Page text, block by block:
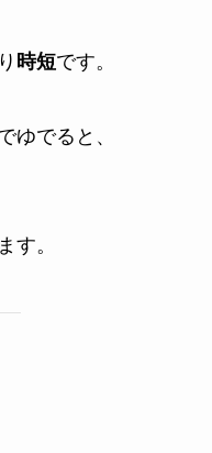
時短です。
ゆでると、
す。